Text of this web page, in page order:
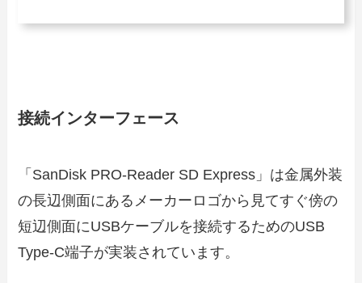
接続インターフェース
「SanDisk PRO-Reader SD Express」は金属外装
の長辺側面にあるメーカーロゴから見てすぐ傍の
短辺側面にUSBケーブルを接続するためのUSB
Type-C端子が実装されています。